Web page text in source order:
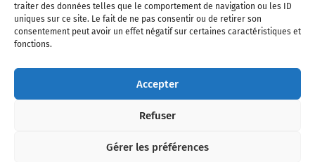
traiter des données telles que le comportement de navigation ou les ID
uniques sur ce site. Le fait de ne pas consentir ou de retirer son
consentement peut avoir un effet négatif sur certaines caractéristiques et
fonctions.
Accepter
Refuser
Gérer les préférences
l'industrie aéronautique, l'aviation commerciale, l'aviation d'affaires, les
services MRO et après-vente, le financement et la location d'aéronefs
civils, l'aéronautique de défense et l'industrie spatiale. Toute reproduction,
interdite sans autorisation écrite spécifique du Journal de l’Aviation.